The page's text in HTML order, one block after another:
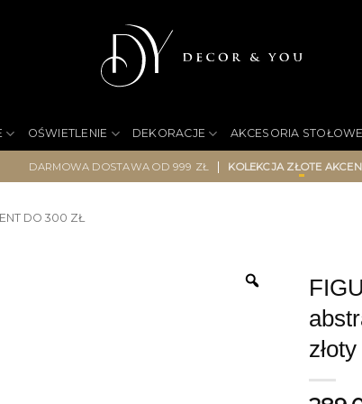
OŚWIETLENIE DEKORACJE AKCESORIA STOŁOWE
DARMOWA DOSTAWA OD 999 ZŁ | KOLEKCJA ZŁOTE
DO 300 ZŁ